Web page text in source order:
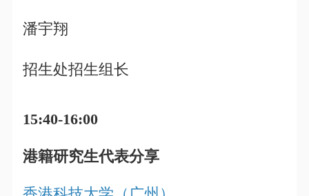
潘宇翔
招生处招生组长
15:40-16:00
港籍研究生代表分享